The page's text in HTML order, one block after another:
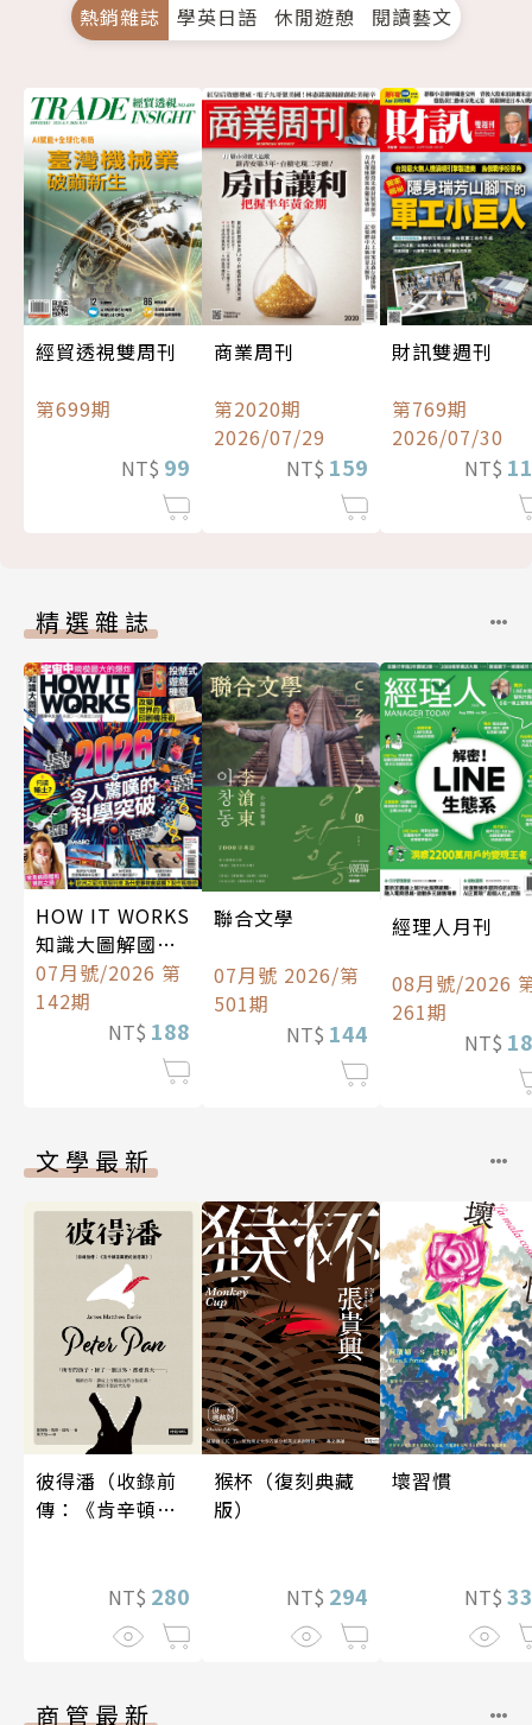
熱銷雜誌 學英日語 休閒遊憩 閱讀藝文
經貿透視雙周刊
第699期
NT$ 99
商業周刊
第2020期
2026/07/29
NT$ 159
財訊雙週刊
第769期
2026/07/30
NT$
精選雜誌
HOW IT WORKS
知識大圖解國際
中文版
07月號/2026 第
142期
NT$ 188
聯合文學
07月號 2026/第
501期
NT$ 144
經理人月刊
08月號/2026
261期
NT$
文學最新
彼得潘（收錄前
傳：《肯辛頓花
NT$ 280
猴杯（復刻典藏
版）
NT$ 294
壞習慣
NT$
商管最新